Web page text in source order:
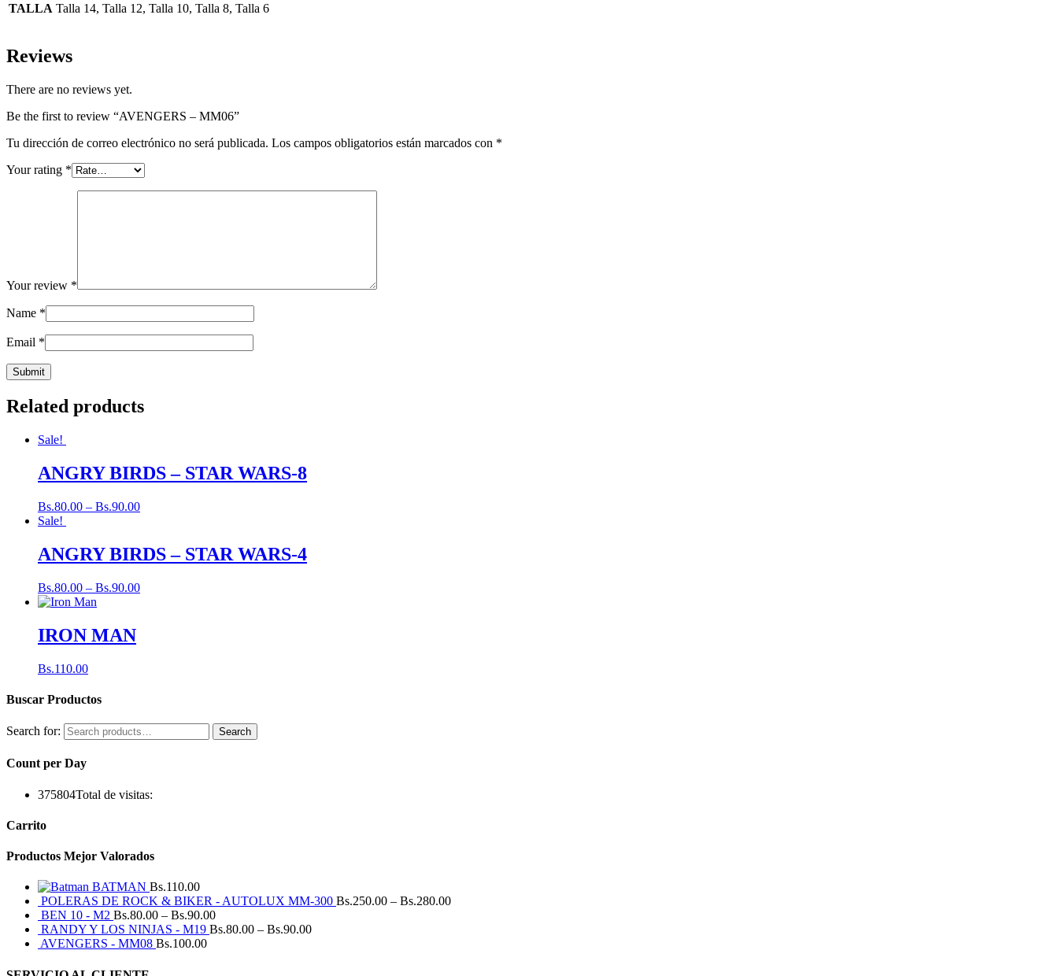
TALLA Talla 14, Talla 12, Talla 10, Talla 8, Talla 6
Reviews
There are no reviews yet.
Be the first to review “AVENGERS – MM06”
Tu dirección de correo electrónico no será publicada. Los campos obligatorios están marcados con *
Your rating *
Your review *
Name *
Email *
Related products
Sale!
ANGRY BIRDS – STAR WARS-8
Bs.80.00 – Bs.90.00
Sale!
ANGRY BIRDS – STAR WARS-4
Bs.80.00 – Bs.90.00
IRON MAN
Bs.110.00
Buscar Productos
Search for: Search
Count per Day
375804Total de visitas:
Carrito
Productos Mejor Valorados
BATMAN Bs.110.00
POLERAS DE ROCK & BIKER - AUTOLUX MM-300 Bs.250.00 – Bs.280.00
BEN 10 - M2 Bs.80.00 – Bs.90.00
RANDY Y LOS NINJAS - M19 Bs.80.00 – Bs.90.00
AVENGERS - MM08 Bs.100.00